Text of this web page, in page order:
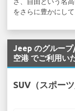
をさらに豊かにし
Jeep のグルー
空港 でご利用い
SUV（スポー